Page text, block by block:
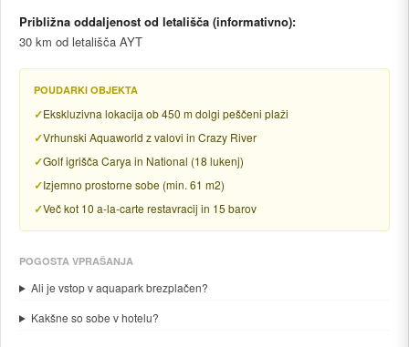
Približna oddaljenost od letališča (informativno):
30 km od letališča AYT
POUDARKI OBJEKTA
Ekskluzivna lokacija ob 450 m dolgi peščeni plaži
Vrhunski Aquaworld z valovi in Crazy River
Golf igrišča Carya in National (18 lukenj)
Izjemno prostorne sobe (min. 61 m2)
Več kot 10 a-la-carte restavracij in 15 barov
POGOSTA VPRAŠANJA
Ali je vstop v aquapark brezplačen?
Kakšne so sobe v hotelu?